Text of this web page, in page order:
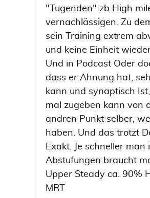
"Tugenden" zb High
vernachlässigen. Zu
sein Training extrem
und keine Einheit
Und in Podcast Oder
dass er Ahnung hat,
kann und synaptisch
mal zugeben kann von
andren Punkt selber,
haben. Und das trotzt
Exakt. Je schneller man
Abstufungen braucht
Upper Steady ca. 90%
MRT